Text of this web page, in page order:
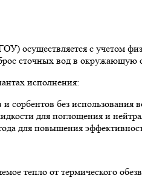
осуществляется с учетом
сточных вод в окружающую
исполнения:
сорбентов без использования
для поглощения и
для повышения
тепло от термического